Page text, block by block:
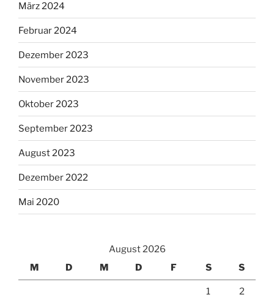
März 2024
Februar 2024
Dezember 2023
November 2023
Oktober 2023
September 2023
August 2023
Dezember 2022
Mai 2020
August 2026
M
D M D F S S
1 2